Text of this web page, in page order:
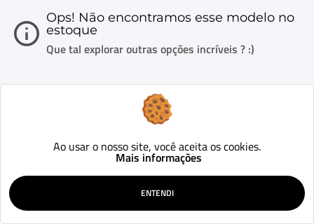
Ops! Não encontramos esse modelo no
estoque
Que tal explorar outras opções incríveis ? :)
Ao usar o nosso site, você aceita os cookies.
Mais informações
ENTENDI